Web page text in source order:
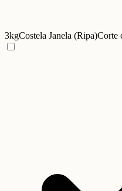
3kgCostela Janela (Ripa)Corte